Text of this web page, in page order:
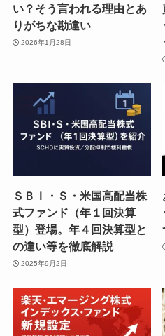
い？そう言われる理由とあ
りがちな勘違い
2026年1月28日
ＳＢＩ・Ｓ・米国高配当株
式ファンド（年１回決算
型）登場。年４回決算型と
の違い等を徹底解説
2025年9月2日